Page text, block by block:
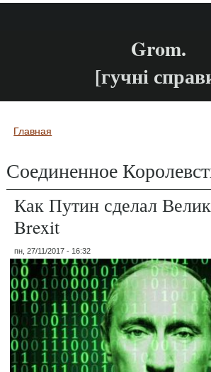
Grom.
[гучні
Вы здесь
Главная
Соединенное
Как Путин сделал
Brexit
пн, 27/11/2017 - 16:32